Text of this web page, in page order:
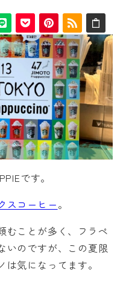
です。
スコーヒー。
むことが多く、フラペ
いのですが、この夏限
気になってます。